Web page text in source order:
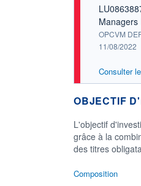
OPCVM
11/08/2022
Consulter
OBJECTIF
L'objectif
grâce à la
des titres
Composition